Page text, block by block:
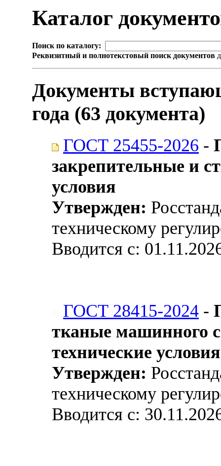
Каталог
Поиск по каталогу:
Реквизитный и полнотекстовый поиск документов
Документы
года (63 документа)
ГОСТ 25455-2026 -
закрепительные и
условия
Утвержден:
техническому
Вводится с:
ГОСТ 28415-2024 -
тканые машинного
технические условия
Утвержден:
техническому
Вводится с: